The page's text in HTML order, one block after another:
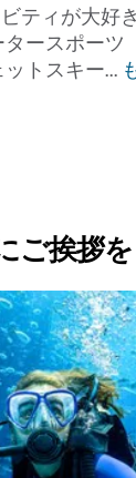
ティが大好
ースポーツ
トスキー...
ご挨拶を